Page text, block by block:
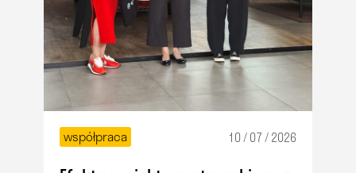
współpraca 10 / 07 / 2026